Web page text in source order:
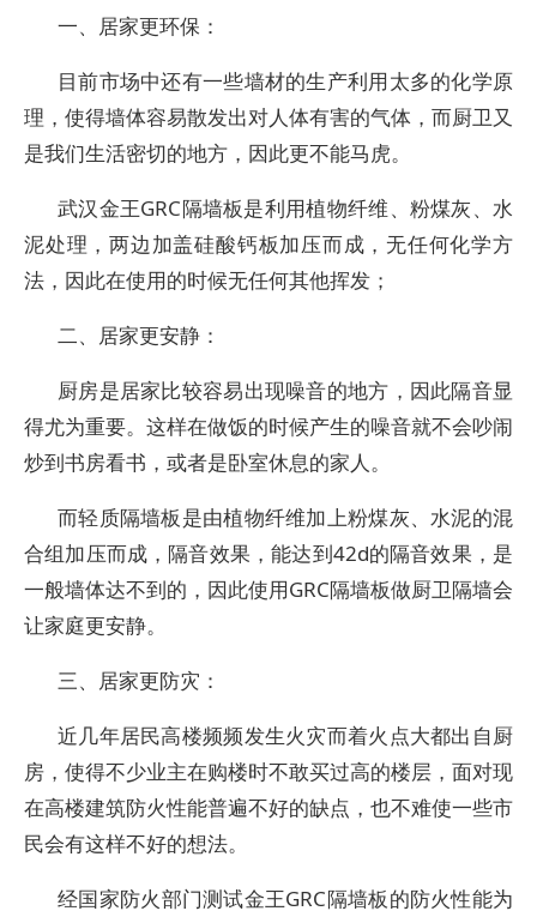
一、居家更环保：
目前市场中还有一些墙材的生产利用太多的化学原
理，使得墙体容易散发出对人体有害的气体，而厨卫又
是我们生活密切的地方，因此更不能马虎。
武汉金王GRC隔墙板是利用植物纤维、粉煤灰、水
泥处理，两边加盖硅酸钙板加压而成，无任何化学方
法，因此在使用的时候无任何其他挥发；
二、居家更安静：
厨房是居家比较容易出现噪音的地方，因此隔音显
得尤为重要。这样在做饭的时候产生的噪音就不会吵闹
炒到书房看书，或者是卧室休息的家人。
而轻质隔墙板是由植物纤维加上粉煤灰、水泥的混
合组加压而成，隔音效果，能达到42d的隔音效果，是
一般墙体达不到的，因此使用GRC隔墙板做厨卫隔墙会
让家庭更安静。
三、居家更防灾：
近几年居民高楼频频发生火灾而着火点大都出自厨
房，使得不少业主在购楼时不敢买过高的楼层，面对现
在高楼建筑防火性能普遍不好的缺点，也不难使一些市
民会有这样不好的想法。
经国家防火部门测试金王GRC隔墙板的防火性能为